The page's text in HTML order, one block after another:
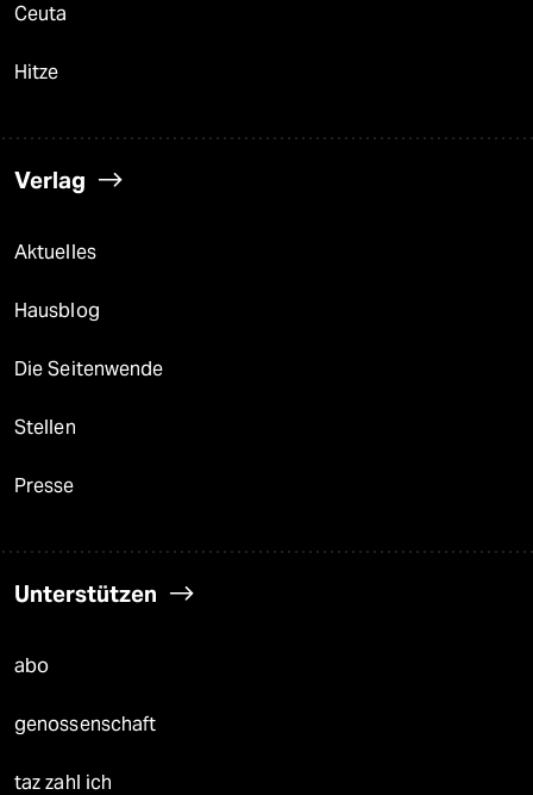
Ceuta
Hitze
Verlag
Aktuelles
Hausblog
Die Seitenwende
Stellen
Presse
Unterstützen
abo
genossenschaft
taz zahl ich